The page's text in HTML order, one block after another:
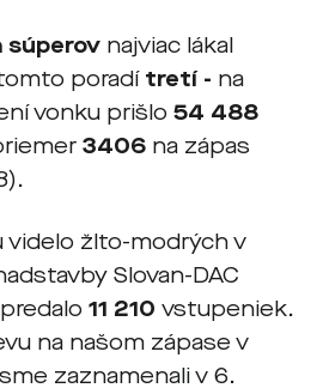
súperov najviac lákal
poradí tretí - na
vonku prišlo 54 488
3406 na zápas
videlo žlto-modrých v
Slovan-DAC
11 210 vstupeniek.
na našom zápase v
zaznamenali v 6.